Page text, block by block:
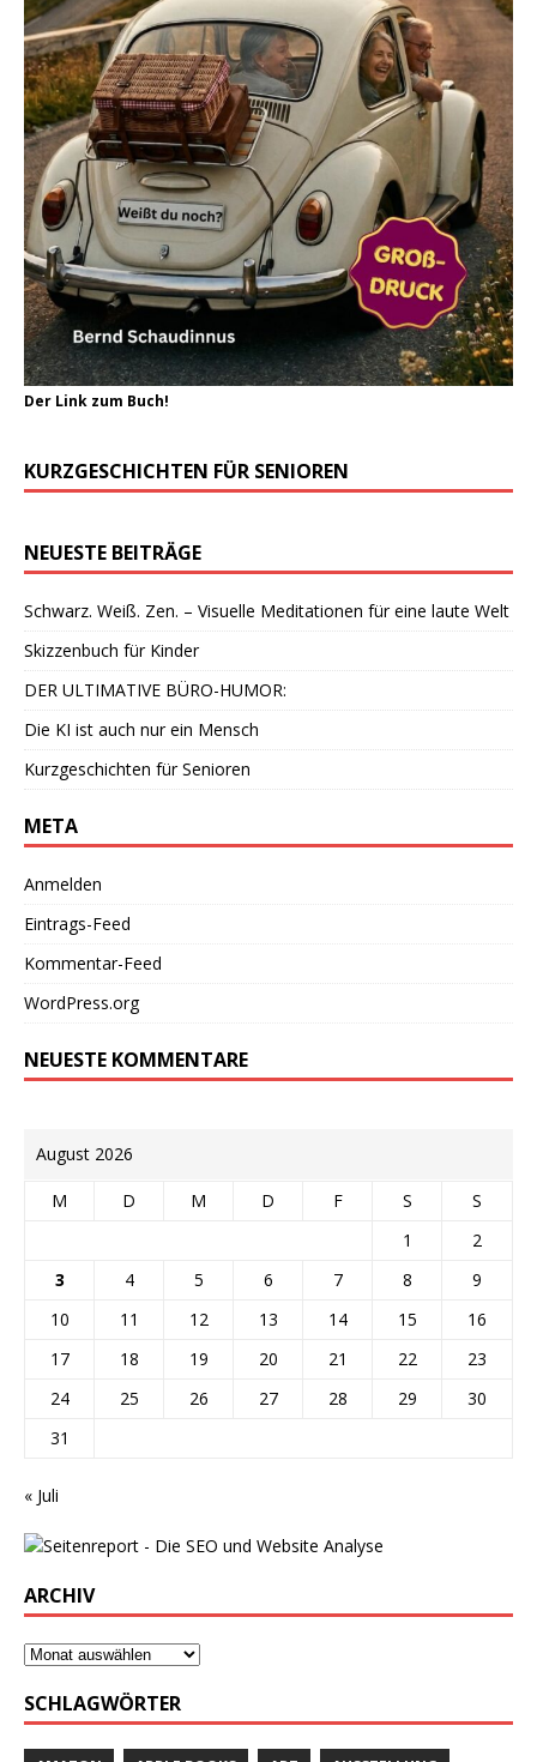
Der Link zum Buch!
KURZGESCHICHTEN FÜR SENIOREN
NEUESTE BEITRÄGE
Schwarz. Weiß. Zen. – Visuelle Meditationen für eine laute Welt
Skizzenbuch für Kinder
DER ULTIMATIVE BÜRO-HUMOR:
Die KI ist auch nur ein Mensch
Kurzgeschichten für Senioren
META
Anmelden
Eintrags-Feed
Kommentar-Feed
WordPress.org
NEUESTE KOMMENTARE
August 2026
M D M D F S
S
1
2
3
4 5 6 7 8
9
10
11 12 13 14 15
16
17
18 19 20 21 22
23
24
25 26 27 28 29
30
31
« Juli
ARCHIV
SCHLAGWÖRTER